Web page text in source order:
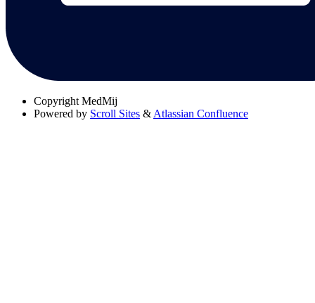
Copyright MedMij
Powered by Scroll Sites & Atlassian Confluence